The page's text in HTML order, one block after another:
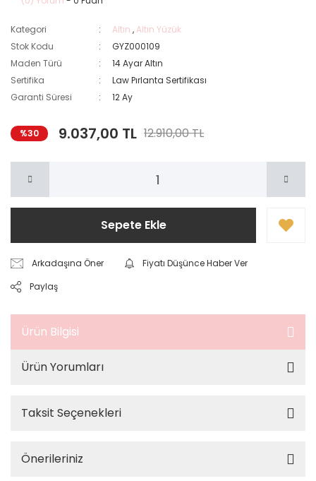
Kategori Altın ,Altın Yüzük
Stok Kodu
GYZ000109
Maden Türü
14 Ayar Altın
Sertifika
Law Pırlanta Sertifikası
Garanti Süresi
12 Ay
%30 9.037,00 TL 12.910,00 TL
Sepete Ekle
Arkadaşına Öner
Fiyatı Düşünce Haber Ver
Paylaş
Ürün Bilgisi
Ürün Yorumları
Taksit Seçenekleri
Önerileriniz